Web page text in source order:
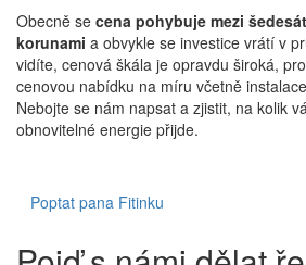
Obecně se cena pohybuje mezi
korunami a obvykle se investice vrátí v
vidíte, cenová škála je opravdu široká,
cenovou nabídku na míru včetně
Nebojte se nám napsat a zjistit, na kolik
obnovitelné energie přijde.
Poptat pana Fitinku